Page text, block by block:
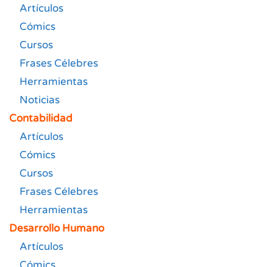
Artículos
Cómics
Cursos
Frases Célebres
Herramientas
Noticias
Contabilidad
Artículos
Cómics
Cursos
Frases Célebres
Herramientas
Desarrollo Humano
Artículos